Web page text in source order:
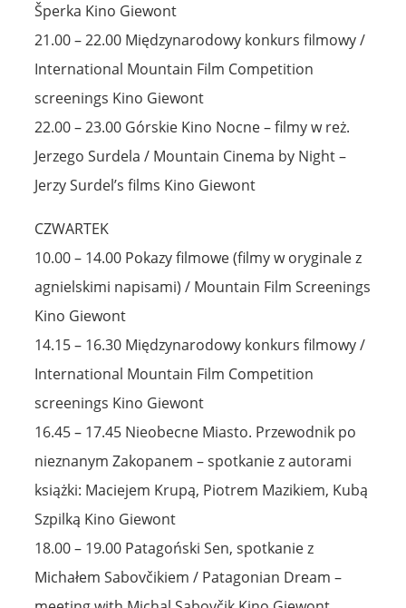
Šperka Kino Giewont
21.00 – 22.00 Międzynarodowy konkurs filmowy /
International Mountain Film Competition
screenings Kino Giewont
22.00 – 23.00 Górskie Kino Nocne – filmy w reż.
Jerzego Surdela / Mountain Cinema by Night –
Jerzy Surdel’s films Kino Giewont
CZWARTEK
10.00 – 14.00 Pokazy filmowe (filmy w oryginale z
agnielskimi napisami) / Mountain Film Screenings
Kino Giewont
14.15 – 16.30 Międzynarodowy konkurs filmowy /
International Mountain Film Competition
screenings Kino Giewont
16.45 – 17.45 Nieobecne Miasto. Przewodnik po
nieznanym Zakopanem – spotkanie z autorami
książki: Maciejem Krupą, Piotrem Mazikiem, Kubą
Szpilką Kino Giewont
18.00 – 19.00 Patagoński Sen, spotkanie z
Michałem Sabovčikiem / Patagonian Dream –